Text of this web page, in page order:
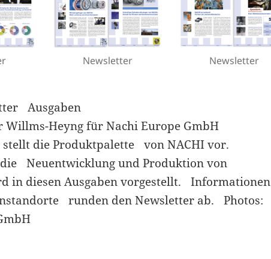
Newsletter Newsletter
Ausgaben
Willms-Heyng für Nachi Europe GmbH
stellt die Produktpalette von NACHI vor.
Neuentwicklung und Produktion von
in diesen Ausgaben vorgestellt. Informationen
runden den Newsletter ab. Photos: